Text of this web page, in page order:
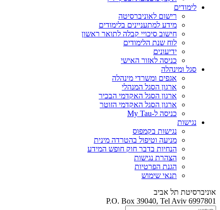
לימודים
רישום לאוניברסיטה
מידע למתעניינים בלימודים
חישוב סיכויי קבלה לתואר ראשון
לוח שנת הלימודים
ידיעונים
כניסה לאזור האישי
סגל ומינהלה
אגפים ומשרדי מינהלה
ארגון הסגל המנהלי
ארגון הסגל האקדמי הבכיר
ארגון הסגל האקדמי הזוטר
כניסה ל-My Tau
נגישות
נגישות בקמפוס
מניעה וטיפול בהטרדה מינית
הנחיות בדבר חוק חופש המידע
הצהרת נגישות
הגנת הפרטיות
תנאי שימוש
אוניברסיטת תל אביב
P.O. Box 39040, Tel Aviv 6997801